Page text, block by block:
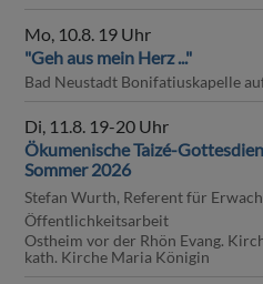
über
Mo, 10.8. 19 Uhr
"Geh aus mein Herz ..."
Bad Neustadt Bonifatiuskapelle
Di, 11.8. 19-20 Uhr
Ökumenische Taizé-
Sommer 2026
Stefan Wurth, Referent für
Öffentlichkeitsarbeit
Ostheim vor der Rhön Evang.
kath. Kirche Maria Königin